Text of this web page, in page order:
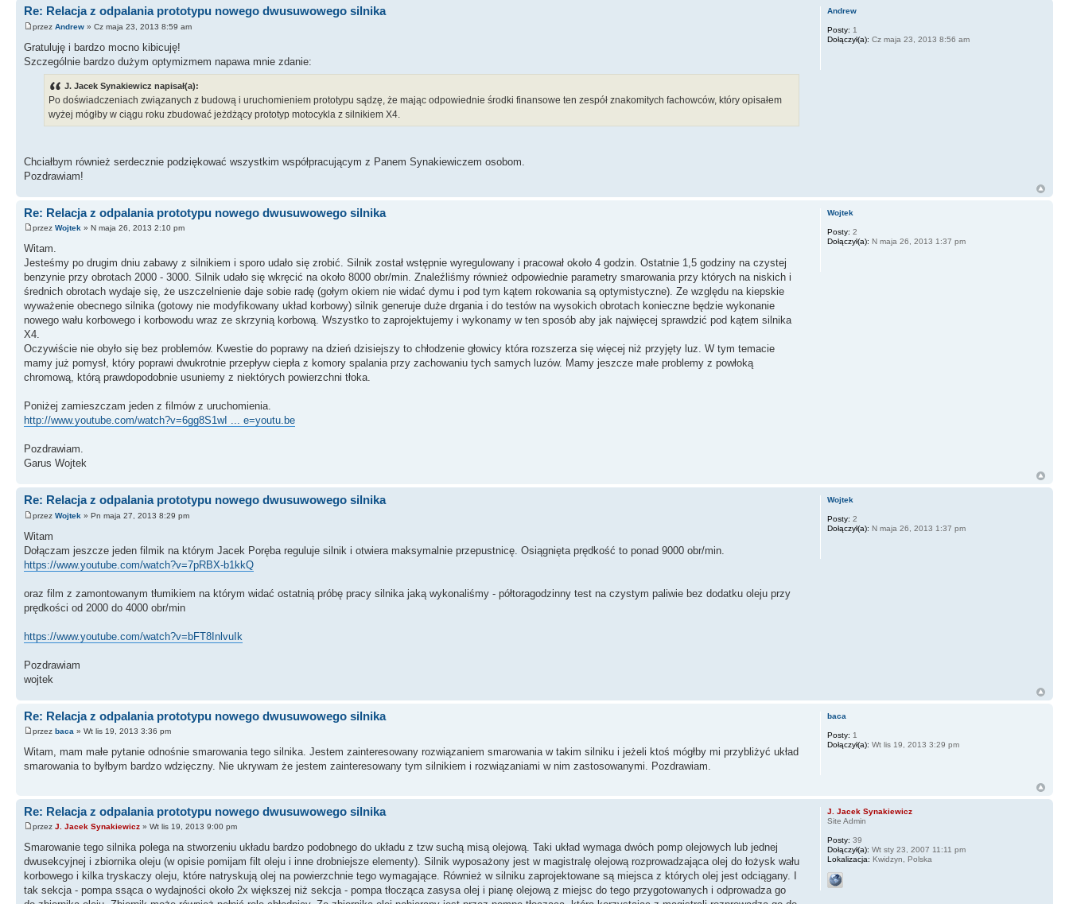
Re: Relacja z odpalania prototypu nowego dwusuwowego silnika
przez Andrew » Cz maja 23, 2013 8:59 am
Gratuluję i bardzo mocno kibicuję!
Szczególnie bardzo dużym optymizmem napawa mnie zdanie:
J. Jacek Synakiewicz napisał(a):
Po doświadczeniach związanych z budową i uruchomieniem prototypu sądzę, że mając odpowiednie środki finansowe ten zespół znakomitych fachowców, który opisałem
wyżej mógłby w ciągu roku zbudować jeżdżący prototyp motocykla z silnikiem X4.
Chciałbym również serdecznie podziękować wszystkim współpracującym z Panem Synakiewiczem osobom.
Pozdrawiam!
Andrew
Posty: 1
Dołączył(a): Cz maja 23, 2013 8:56 am
Re: Relacja z odpalania prototypu nowego dwusuwowego silnika
przez Wojtek » N maja 26, 2013 2:10 pm
Witam.
Jesteśmy po drugim dniu zabawy z silnikiem i sporo udało się zrobić. Silnik został wstępnie wyregulowany i pracował około 4 godzin. Ostatnie 1,5 godziny na czystej
benzynie przy obrotach 2000 - 3000. Silnik udało się wkręcić na około 8000 obr/min. Znaleźliśmy również odpowiednie parametry smarowania przy których na niskich i
średnich obrotach wydaje się, że uszczelnienie daje sobie radę (gołym okiem nie widać dymu i pod tym kątem rokowania są optymistyczne). Ze względu na kiepskie
wyważenie obecnego silnika (gotowy nie modyfikowany układ korbowy) silnik generuje duże drgania i do testów na wysokich obrotach konieczne będzie wykonanie
nowego wału korbowego i korbowodu wraz ze skrzynią korbową. Wszystko to zaprojektujemy i wykonamy w ten sposób aby jak najwięcej sprawdzić pod kątem silnika
X4.
Oczywiście nie obyło się bez problemów. Kwestie do poprawy na dzień dzisiejszy to chłodzenie głowicy która rozszerza się więcej niż przyjęty luz. W tym temacie
mamy już pomysł, który poprawi dwukrotnie przepływ ciepła z komory spalania przy zachowaniu tych samych luzów. Mamy jeszcze małe problemy z powłoką
chromową, którą prawdopodobnie usuniemy z niektórych powierzchni tłoka.
Poniżej zamieszczam jeden z filmów z uruchomienia.
http://www.youtube.com/watch?v=6gg8S1wI ... e=youtu.be
Pozdrawiam.
Garus Wojtek
Wojtek
Posty: 2
Dołączył(a): N maja 26, 2013 1:37 pm
Re: Relacja z odpalania prototypu nowego dwusuwowego silnika
przez Wojtek » Pn maja 27, 2013 8:29 pm
Witam
Dołączam jeszcze jeden filmik na którym Jacek Poręba reguluje silnik i otwiera maksymalnie przepustnicę. Osiągnięta prędkość to ponad 9000 obr/min.
https://www.youtube.com/watch?v=7pRBX-b1kkQ
oraz film z zamontowanym tłumikiem na którym widać ostatnią próbę pracy silnika jaką wykonaliśmy - półtoragodzinny test na czystym paliwie bez dodatku oleju przy
prędkości od 2000 do 4000 obr/min
https://www.youtube.com/watch?v=bFT8InlvuIk
Pozdrawiam
wojtek
Wojtek
Posty: 2
Dołączył(a): N maja 26, 2013 1:37 pm
Re: Relacja z odpalania prototypu nowego dwusuwowego silnika
przez baca » Wt lis 19, 2013 3:36 pm
Witam, mam małe pytanie odnośnie smarowania tego silnika. Jestem zainteresowany rozwiązaniem smarowania w takim silniku i jeżeli ktoś mógłby mi przybliżyć układ
smarowania to byłbym bardzo wdzięczny. Nie ukrywam że jestem zainteresowany tym silnikiem i rozwiązaniami w nim zastosowanymi. Pozdrawiam.
baca
Posty: 1
Dołączył(a): Wt lis 19, 2013 3:29 pm
Re: Relacja z odpalania prototypu nowego dwusuwowego silnika
przez J. Jacek Synakiewicz » Wt lis 19, 2013 9:00 pm
Smarowanie tego silnika polega na stworzeniu układu bardzo podobnego do układu z tzw suchą misą olejową. Taki układ wymaga dwóch pomp olejowych lub jednej
dwusekcyjnej i zbiornika oleju (w opisie pomijam filt oleju i inne drobniejsze elementy). Silnik wyposażony jest w magistralę olejową rozprowadzająca olej do łożysk wału
korbowego i kilka tryskaczy oleju, które natryskują olej na powierzchnie tego wymagające. Również w silniku zaprojektowane są miejsca z których olej jest odciągany. I
tak sekcja - pompa ssąca o wydajności około 2x większej niż sekcja - pompa tłocząca zasysa olej i pianę olejową z miejsc do tego przygotowanych i odprowadza go
J. Jacek Synakiewicz
Site Admin
Posty: 39
Dołączył(a): Wt sty 23, 2007 11:11 pm
Lokalizacja: Kwidzyn, Polska